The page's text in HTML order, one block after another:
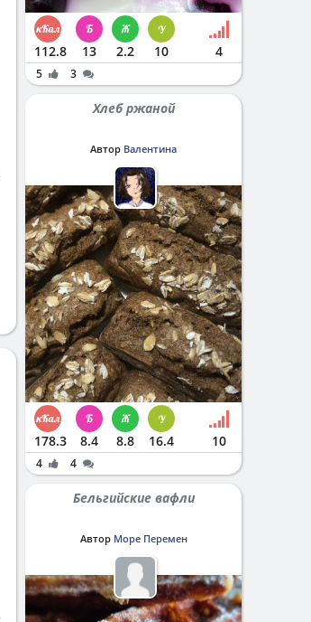
112.8 13 2.2 10 4
5 3
Хлеб ржаной
Автор Валентина
178.3 8.4 8.8 16.4 10
4 4
Бельгийские вафли
Автор Море Перемен